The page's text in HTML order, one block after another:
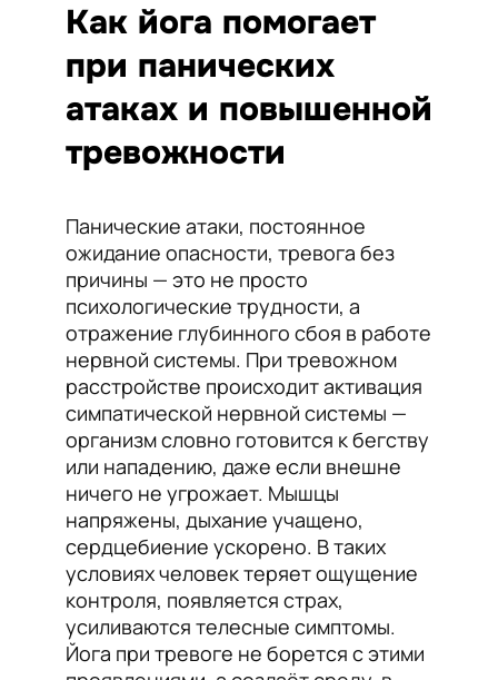
Как йога помогает
при панических
атаках и повышенной
тревожности
Панические атаки, постоянное
ожидание опасности, тревога без
причины — это не просто
психологические трудности, а
отражение глубинного сбоя в работе
нервной системы. При тревожном
расстройстве происходит активация
симпатической нервной системы —
организм словно готовится к бегству
или нападению, даже если внешне
ничего не угрожает. Мышцы
напряжены, дыхание учащено,
сердцебиение ускорено. В таких
условиях человек теряет ощущение
контроля, появляется страх,
усиливаются телесные симптомы.
Йога при тревоге не борется с этими